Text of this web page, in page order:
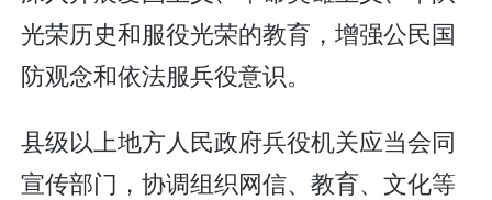
光荣历史和服役光荣的教育，增强公民国
防观念和依法服兵役意识。
县级以上地方人民政府兵役机关应当会同
宣传部门，协调组织网信、教育、文化等